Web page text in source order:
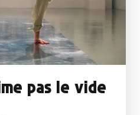
pas le vide